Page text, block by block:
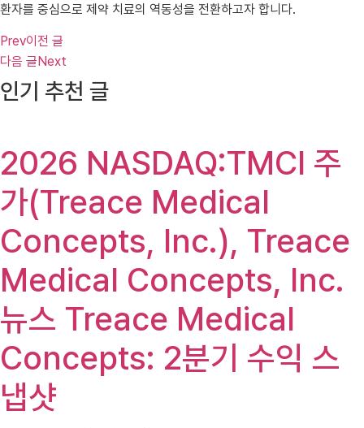
환자를 중심으로 제약 치료의 역동성을 전환하고자 합니다.
Prev이전 글
다음 글Next
인기 추천 글
2026 NASDAQ:TMCI 주
가(Treace Medical
Concepts, Inc.), Treace
Medical Concepts, Inc.
뉴스 Treace Medical
Concepts: 2분기 수익 스
냅샷